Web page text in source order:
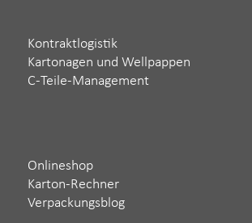
Kontraktlogistik
Kartonagen und Wellpappen
C-Teile-Management
Onlineshop
Karton-Rechner
Verpackungsblog